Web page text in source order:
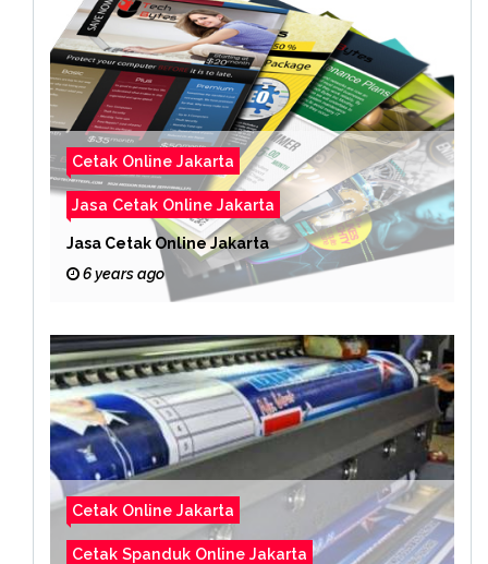
Cetak Online Jakarta
Jasa Cetak Online Jakarta
Jasa Cetak Online Jakarta
6 years ago
Cetak Online Jakarta
Cetak Spanduk Online Jakarta